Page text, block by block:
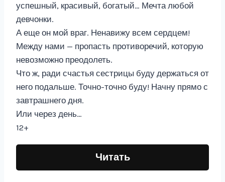
успешный, красивый, богатый… Мечта любой
девчонки.
А еще он мой враг. Ненавижу всем сердцем!
Между нами — пропасть противоречий, которую
невозможно преодолеть.
Что ж, ради счастья сестрицы буду держаться от
него подальше. Точно-точно буду! Начну прямо с
завтрашнего дня.
Или через день…
12+
Читать